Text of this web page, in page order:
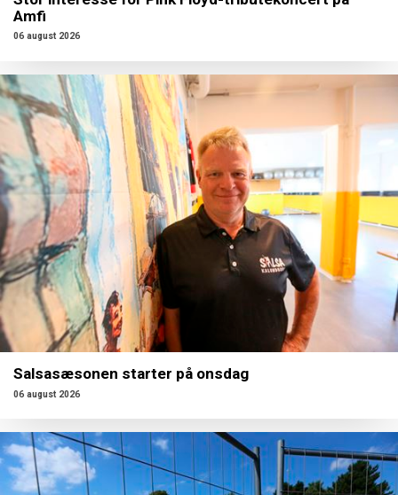
Amfi
06 august 2026
Salsasæsonen starter på onsdag
06 august 2026